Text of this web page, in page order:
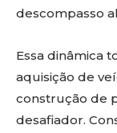
descompasso
Essa dinâmica
aquisição de
construção de
desafiador.